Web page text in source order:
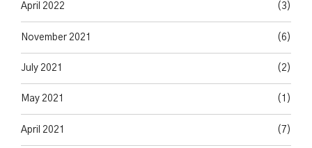
April 2022 (3)
November 2021 (6)
July 2021 (2)
May 2021 (1)
April 2021 (7)